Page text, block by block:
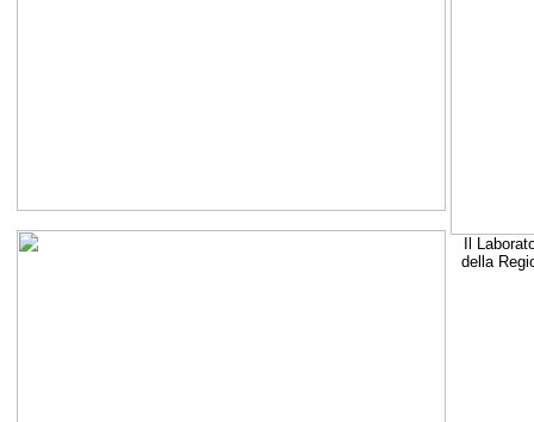
Il
della